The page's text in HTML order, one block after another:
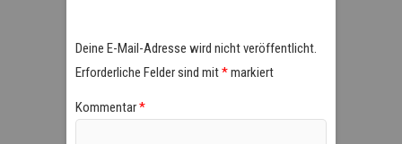
Deine E-Mail-Adresse wird nicht veröffentlicht.
Erforderliche Felder sind mit*markiert
Kommentar*